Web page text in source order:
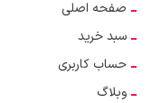
صفحه اصلی
سبد خرید
حساب کاربری
وبلاگ